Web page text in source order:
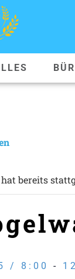
bereits
/ 8:00 -